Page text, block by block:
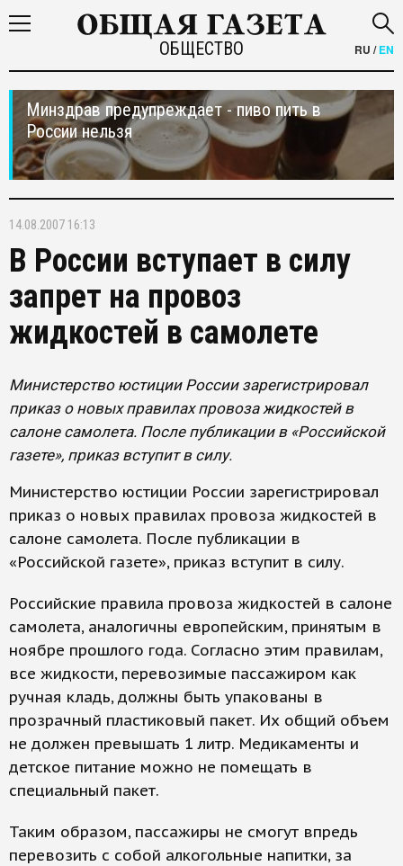
ОБЩЕСТВО RU /EN
Минздрав предупреждает - пиво пить в
России нельзя
14.08.2007 16:13
В России вступает в силу
запрет на провоз
жидкостей в самолете
Министерство юстиции России зарегистрировал
приказ о новых правилах провоза жидкостей в
салоне самолета. После публикации в «Российской
газете», приказ вступит в силу.
Министерство юстиции России зарегистрировал
приказ о новых правилах провоза жидкостей в
салоне самолета. После публикации в
«Российской газете», приказ вступит в силу.
Российские правила провоза жидкостей в салоне
самолета, аналогичны европейским, принятым в
ноябре прошлого года. Согласно этим правилам,
все жидкости, перевозимые пассажиром как
ручная кладь, должны быть упакованы в
прозрачный пластиковый пакет. Их общий объем
не должен превышать 1 литр. Медикаменты и
детское питание можно не помещать в
специальный пакет.
Таким образом, пассажиры не смогут впредь
перевозить с собой алкогольные напитки, за